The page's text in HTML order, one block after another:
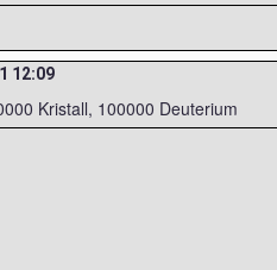
12:09
Kristall, 100000 Deuterium